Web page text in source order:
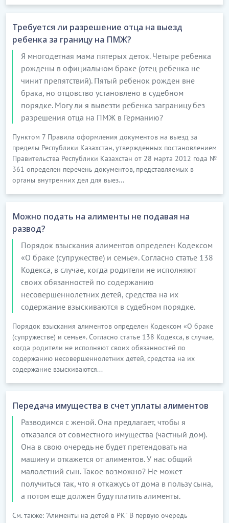
Требуется ли разрешение отца на выезд
ребенка за границу на ПМЖ?
Я многодетная мама пятерых деток. Четыре ребенка
рождены в официальном браке (отец ребенка не
чинит препятствий). Пятый ребенок рожден вне
брака, но отцовство установлено в судебном
порядке. Могу ли я вывезти ребенка заграницу без
разрешения отца на ПМЖ в Германию?
Пунктом 7 Правила оформления документов на выезд за
пределы Республики Казахстан, утвержденных постановлением
Правительства Республики Казахстан от 28 марта 2012 года №
361 определен перечень документов, представляемых в
органы внутренних дел для выез...
Можно подать на алименты не подавая на
развод?
Порядок взыскания алиментов определен Кодексом
«О браке (супружестве) и семье». Согласно статье 138
Кодекса, в случае, когда родители не исполняют
своих обязанностей по содержанию
несовершеннолетних детей, средства на их
содержание взыскиваются в судебном порядке.
Порядок взыскания алиментов определен Кодексом «О браке
(супружестве) и семье». Согласно статье 138 Кодекса, в случае,
когда родители не исполняют своих обязанностей по
содержанию несовершеннолетних детей, средства на их
содержание взыскиваются...
Передача имущества в счет уплаты алиментов
Разводимся с женой. Она предлагает, чтобы я
отказался от совместного имущества (частный дом).
Она в свою очередь не будет претендовать на
машину и откажется от алиментов. У нас общий
малолетний сын. Такое возможно? Не может
получиться так, что я откажусь от дома в пользу сына,
а потом еще должен буду платить алименты.
См. также: "Алименты на детей в РК" В первую очередь